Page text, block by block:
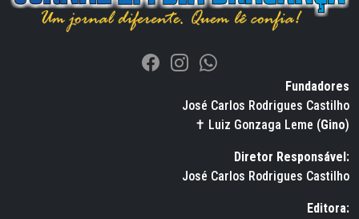
Fundadores
José Carlos Rodrigues Castilho
✝ Luiz Gonzaga Leme (Gino)
Diretor Responsável:
José Carlos Rodrigues Castilho
Editora: